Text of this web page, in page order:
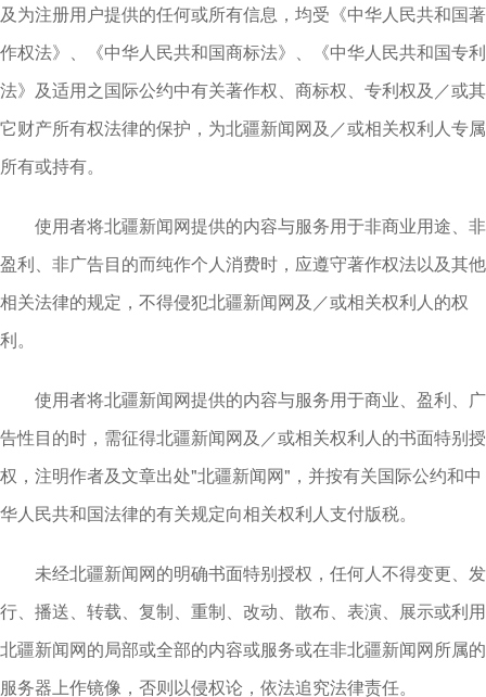
及为注册用户提供的任何或所有信息，均受《中华人民共和国著
作权法》、《中华人民共和国商标法》、《中华人民共和国专利
法》及适用之国际公约中有关著作权、商标权、专利权及／或其
它财产所有权法律的保护，为北疆新闻网及／或相关权利人专属
所有或持有。
使用者将北疆新闻网提供的内容与服务用于非商业用途、非
盈利、非广告目的而纯作个人消费时，应遵守著作权法以及其他
相关法律的规定，不得侵犯北疆新闻网及／或相关权利人的权
利。
使用者将北疆新闻网提供的内容与服务用于商业、盈利、广
告性目的时，需征得北疆新闻网及／或相关权利人的书面特别授
权，注明作者及文章出处"北疆新闻网"，并按有关国际公约和中
华人民共和国法律的有关规定向相关权利人支付版税。
未经北疆新闻网的明确书面特别授权，任何人不得变更、发
行、播送、转载、复制、重制、改动、散布、表演、展示或利用
北疆新闻网的局部或全部的内容或服务或在非北疆新闻网所属的
服务器上作镜像，否则以侵权论，依法追究法律责任。